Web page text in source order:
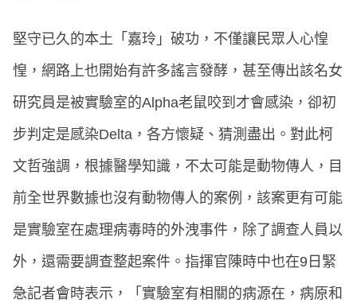
堅守已久的本土「嘉玲」破功，不僅讓民眾人心惶
惶，網路上也開始有許多謠言發酵，甚至傳出該名女
研究員是被實驗室的Alpha老鼠咬到才會感染，卻初
步判定是感染Delta，各方懷疑、猜測盡出。對此柯
文哲強調，根據醫學知識，不太可能是動物傳人，目
前全世界數據也沒有動物傳人的案例，該案更有可能
是實驗室在處理病毒時的外洩事件，除了調查人員以
外，還需要調查整起案件。指揮官陳時中也在9日緊
急記者會時表示，「實驗室有相關的病源在，病原和